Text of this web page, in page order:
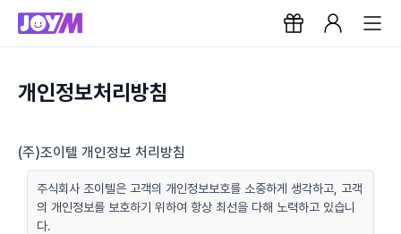
개인정보처리방침
(주)조이텔 개인정보 처리방침
주식회사 조이텔은 고객의 개인정보보호를 소중하게 생각하고, 고객
의 개인정보를 보호하기 위하여 항상 최선을 다해 노력하고 있습니
다.